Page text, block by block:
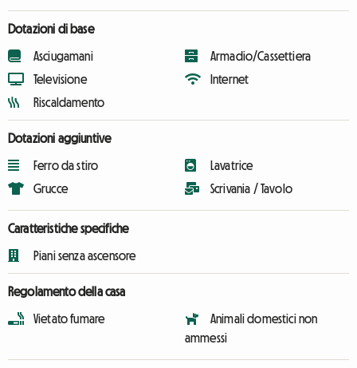
Dotazioni di base
Asciugamani
Televisione
Riscaldamento
Armadio/Cassettiera
Internet
Dotazioni aggiuntive
Ferro da stiro
Grucce
Lavatrice
Scrivania / Tavolo
Caratteristiche specifiche
Piani senza ascensore
Regolamento della casa
Vietato fumare
Animali domestici non
ammessi